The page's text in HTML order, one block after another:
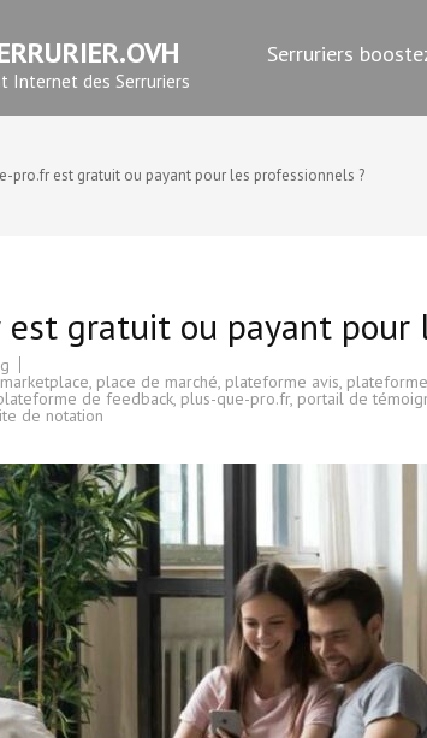
Internet des Serruriers
Serruriers
pro.fr est gratuit ou payant pour les professionnels ?
gratuit ou payant pour
marketplace, place de marché, plateforme avis,
de feedback, plus-que-pro.fr, portail de
de notation